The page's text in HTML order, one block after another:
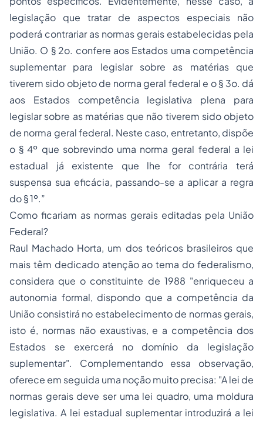
legislação que tratar de aspectos especiais não
poderá contrariar as normas gerais estabelecidas pela
União. O § 2o. confere aos Estados uma competência
suplementar para legislar sobre as matérias que
tiverem sido objeto de norma geral federal e o § 3o. dá
aos Estados competência legislativa plena para
legislar sobre as matérias que não tiverem sido objeto
de norma geral federal. Neste caso, entretanto, dispõe
o § 4º que sobrevindo uma norma geral federal a lei
estadual já existente que lhe for contrária terá
suspensa sua eficácia, passando-se a aplicar a regra
do § 1º.”
Como ficariam as normas gerais editadas pela União
Federal?
Raul Machado Horta, um dos teóricos brasileiros que
mais têm dedicado atenção ao tema do federalismo,
considera que o constituinte de 1988 "enriqueceu a
autonomia formal, dispondo que a competência da
União consistirá no estabelecimento de normas gerais,
isto é, normas não exaustivas, e a competência dos
Estados se exercerá no domínio da legislação
suplementar". Complementando essa observação,
oferece em seguida uma noção muito precisa: "A lei de
normas gerais deve ser uma lei quadro, uma moldura
legislativa. A lei estadual suplementar introduzirá a lei